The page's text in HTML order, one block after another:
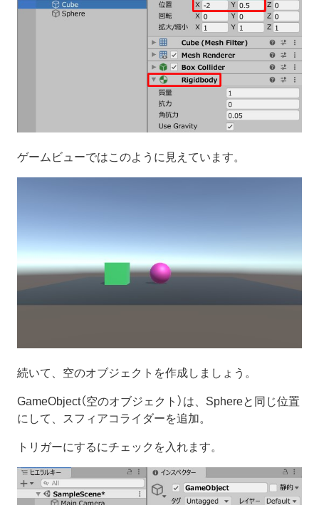
ゲームビューではこのように見えています。
続いて、空のオブジェクトを作成しましょう。
GameObject（空のオブジェクト）は、Sphereと同じ位置
にして、スフィアコライダーを追加。
トリガーにするにチェックを入れます。